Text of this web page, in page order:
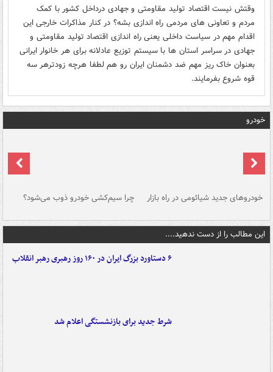
وقتش نیست اقتصاد تولید مقاومتی و جهادی درداخل کشور با کمک
مردم و تعاونی های مردمی راه اندازی بشه؟ در کنار مذاکرات خارجی این
اقدام مهم در سیاست داخلی یعنی راه اندازی اقتصاد تولید مقاومتی و
جهادی در سراسر استان ها با سیستم توزیع عادلانه برای هر خانوار ایرانی
بعنوان خاک ریز مهم ضد دشمنان ایران رو هم لطفا هرچه زودترهر سه
قوه شروع بفرمایند.
خودرو
خودروهای جدید شیائومی در راه بازار چرا سیم‌کشی خودرو ذوب می‌شود؟
این مطالب را از دست ندهید....
۶ دستاورد بزرگ ایران در ۱۶۰ روز رهبری رهبر انقلاب
شرط جدید برای بازنشستگی اعلام شد